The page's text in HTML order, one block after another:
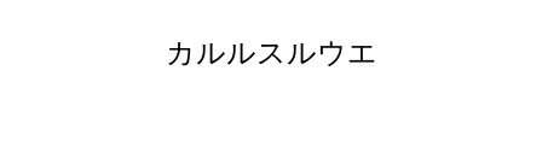
カルルスルウエ